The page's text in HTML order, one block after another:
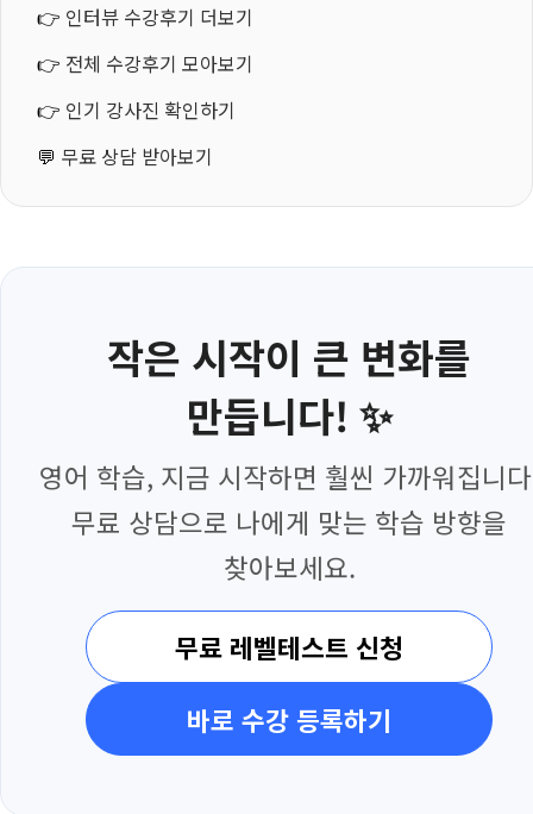
👉 인터뷰 수강후기 더보기
👉 전체 수강후기 모아보기
👉 인기 강사진 확인하기
💬 무료 상담 받아보기
작은 시작이 큰 변화를
만듭니다! ✨
영어 학습, 지금 시작하면 훨씬 가까워집니
무료 상담으로 나에게 맞는 학습 방향을
찾아보세요.
무료 레벨테스트 신청
바로 수강 등록하기